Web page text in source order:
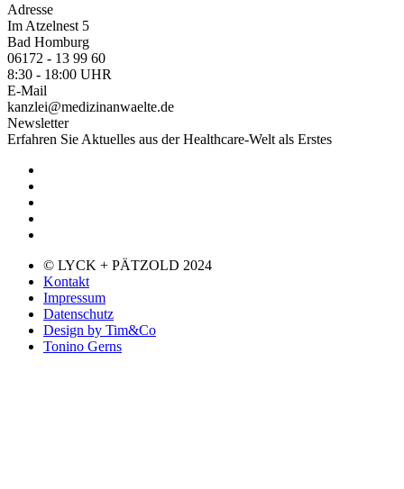
Adresse
Im Atzelnest 5
Bad Homburg
06172 - 13 99 60
8:30 - 18:00 UHR
E-Mail
kanzlei@medizinanwaelte.de
Newsletter
Erfahren Sie Aktuelles aus der Healthcare-Welt als Erstes
© LYCK + PÄTZOLD 2024
Kontakt
Impressum
Datenschutz
Design by Tim&Co
Tonino Gerns